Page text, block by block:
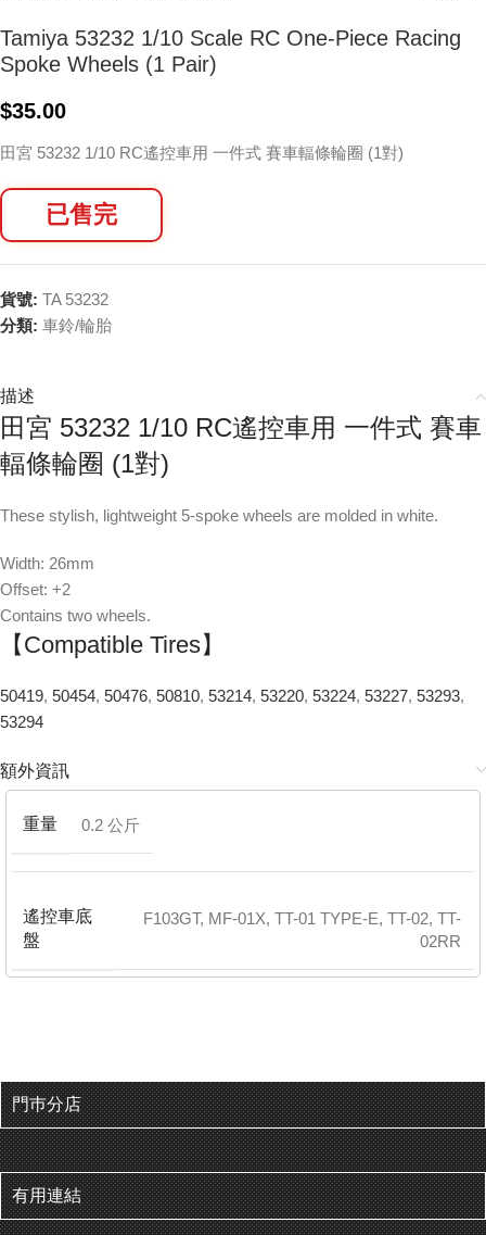
Tamiya 53232 1/10 Scale RC One-Piece Racing
Spoke Wheels (1 Pair)
$35.00
田宮 53232 1/10 RC遙控車用 一件式 賽車輻條輪圈 (1對)
已售完
貨號: TA 53232
分類: 車鈴/輪胎
描述
田宮 53232 1/10 RC遙控車用 一件式 賽車
輻條輪圈 (1對)
These stylish, lightweight 5-spoke wheels are molded in white.
Width: 26mm
Offset: +2
Contains two wheels.
【Compatible Tires】
50419, 50454, 50476, 50810, 53214, 53220, 53224, 53227, 53293,
53294
額外資訊
重量 0.2 公斤
遙控車底
盤
F103GT, MF-01X, TT-01 TYPE-E, TT-02, TT-
02RR
門巿分店
有用連結